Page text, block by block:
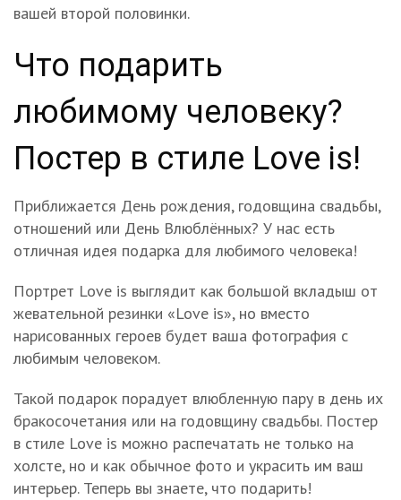
вашей второй половинки.
Что подарить
любимому человеку?
Постер в стиле Love is!
Приближается День рождения, годовщина свадьбы,
отношений или День Влюблённых? У нас есть
отличная идея подарка для любимого человека!
Портрет Love is выглядит как большой вкладыш от
жевательной резинки «Love is», но вместо
нарисованных героев будет ваша фотография с
любимым человеком.
Такой подарок порадует влюбленную пару в день их
бракосочетания или на годовщину свадьбы. Постер
в стиле Love is можно распечатать не только на
холсте, но и как обычное фото и украсить им ваш
интерьер. Теперь вы знаете, что подарить!